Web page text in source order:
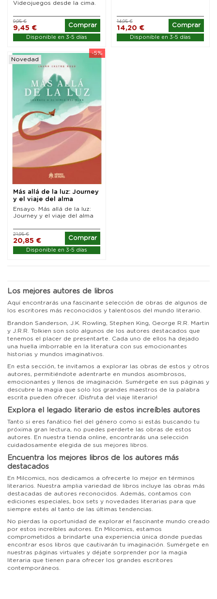
Videojuegos desde la cima.
9,45 €
9,95 €
Comprar
Disponible en 3-5 días
14,20 €
14,95 €
Comprar
Disponible en 3-5 días
-5%
Novedad
Más allá de la luz: Journey
y el viaje del alma
Ensayo. Más allá de la luz:
Journey y el viaje del alma
20,85 €
21,95 €
Comprar
Disponible en 3-5 días
Los mejores autores de libros
Aquí encontrarás una fascinante selección de obras de algunos de
los escritores más reconocidos y talentosos del mundo literario.
Brandon Sanderson, J.K. Rowling, Stephen King, George R.R. Martin
y J.R.R. Tolkien son solo algunos de los autores destacados que
tenemos el placer de presentarte. Cada uno de ellos ha dejado
una huella imborrable en la literatura con sus emocionantes
historias y mundos imaginativos.
En esta sección, te invitamos a explorar las obras de estos y otros
autores, permitiéndote adentrarte en mundos asombrosos,
emocionantes y llenos de imaginación. Sumérgete en sus páginas y
descubre la magia que solo los grandes maestros de la palabra
escrita pueden ofrecer. ¡Disfruta del viaje literario!
Explora el legado literario de estos increíbles autores
Tanto si eres fanático fiel del género como si estás buscando tu
próxima gran lectura, no puedes perderte las obras de estos
autores. En nuestra tienda online, encontrarás una selección
cuidadosamente elegida de sus mejores libros.
Encuentra los mejores libros de los autores más
destacados
En Milcomics, nos dedicamos a ofrecerte lo mejor en términos
literarios. Nuestra amplia variedad de libros incluye las obras más
destacadas de autores reconocidos. Además, contamos con
ediciones especiales, box sets y novedades literarias para que
siempre estés al tanto de las últimas tendencias.
No pierdas la oportunidad de explorar el fascinante mundo creado
por estos increíbles autores. En Milcomics, estamos
comprometidos a brindarte una experiencia única donde puedas
encontrar esos libros que cautivarán tu imaginación. Sumérgete en
nuestras páginas virtuales y déjate sorprender por la magia
literaria que tienen para ofrecer los grandes escritores
contemporáneos.